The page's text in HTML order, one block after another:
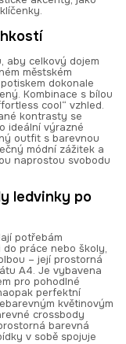
aby celkový dojem
městském
dokonale
Kombinace s bílou
cool“ vzhled.
kontrasty se
ideální výrazné
outfit s barevnou
módní zážitek a
naprostou svobodu
ledvinky po
potřebám
práce nebo školy,
– její prostorná
A4. Je vybavena
pro pohodlné
perfektní
květinovým
crossbody
barevná
v sobě spojuje